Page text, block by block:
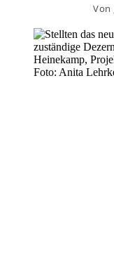
Von